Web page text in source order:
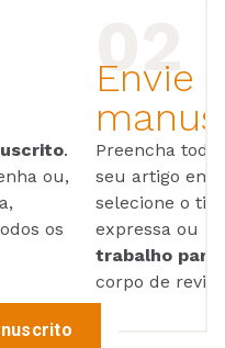
.
ou,
os
Envie
Preencha
seu artigo em
selecione o
expressa ou
trabalho para
corpo de